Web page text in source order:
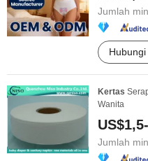
Jumlah
Kertas
Wanita
Jumlah